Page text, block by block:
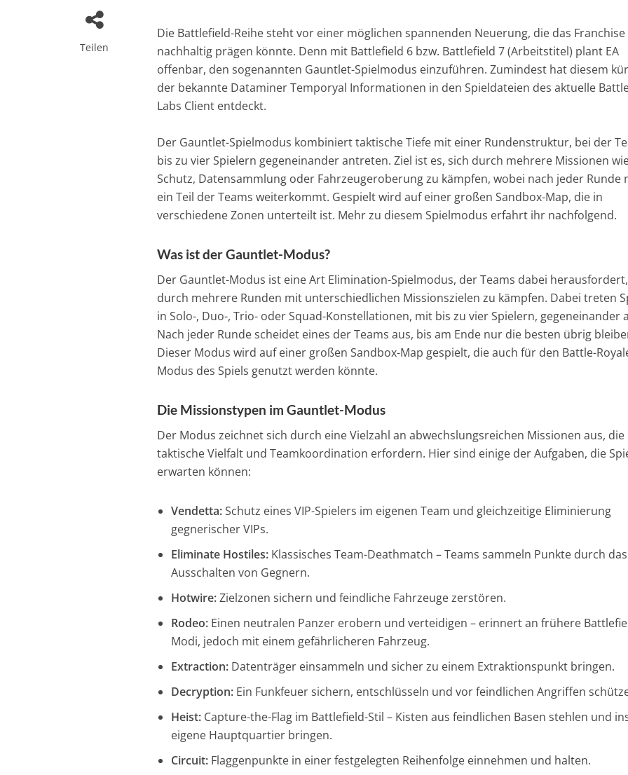
Teilen
Die Battlefield-Reihe steht vor einer möglichen spannenden Neuerung, die das Franchise
nachhaltig prägen könnte. Denn mit Battlefield 6 bzw. Battlefield 7 (Arbeitstitel) plant EA
offenbar, den sogenannten Gauntlet-Spielmodus einzuführen. Zumindest hat diesem
der bekannte Dataminer Temporyal Informationen in den Spieldateien des aktuelle
Labs Client entdeckt.
Der Gauntlet-Spielmodus kombiniert taktische Tiefe mit einer Rundenstruktur, bei der
bis zu vier Spielern gegeneinander antreten. Ziel ist es, sich durch mehrere Missionen
Schutz, Datensammlung oder Fahrzeugeroberung zu kämpfen, wobei nach jeder Runde
ein Teil der Teams weiterkommt. Gespielt wird auf einer großen Sandbox-Map, die in
verschiedene Zonen unterteilt ist. Mehr zu diesem Spielmodus erfahrt ihr nachfolgend.
Was ist der Gauntlet-Modus?
Der Gauntlet-Modus ist eine Art Elimination-Spielmodus, der Teams dabei
durch mehrere Runden mit unterschiedlichen Missionszielen zu kämpfen. Dabei treten
in Solo-, Duo-, Trio- oder Squad-Konstellationen, mit bis zu vier Spielern, gegeneinander
Nach jeder Runde scheidet eines der Teams aus, bis am Ende nur die besten übrig
Dieser Modus wird auf einer großen Sandbox-Map gespielt, die auch für den Battle-
Modus des Spiels genutzt werden könnte.
Die Missionstypen im Gauntlet-Modus
Der Modus zeichnet sich durch eine Vielzahl an abwechslungsreichen Missionen aus, die
taktische Vielfalt und Teamkoordination erfordern. Hier sind einige der Aufgaben, die
erwarten können:
Vendetta:Schutz eines VIP-Spielers im eigenen Team und gleichzeitige Eliminierung
gegnerischer VIPs.
Eliminate Hostiles: Klassisches Team-Deathmatch – Teams sammeln Punkte durch das
Ausschalten von Gegnern.
Hotwire:Zielzonen sichern und feindliche Fahrzeuge zerstören.
Rodeo: Einen neutralen Panzer erobern und verteidigen – erinnert an frühere
Modi, jedoch mit einem gefährlicheren Fahrzeug.
Extraction: Datenträger einsammeln und sicher zu einem Extraktionspunkt bringen.
Decryption: Ein Funkfeuer sichern, entschlüsseln und vor feindlichen Angriffen
Heist: Capture-the-Flag im Battlefield-Stil – Kisten aus feindlichen Basen stehlen und
eigene Hauptquartier bringen.
Circuit: Flaggenpunkte in einer festgelegten Reihenfolge einnehmen und halten.